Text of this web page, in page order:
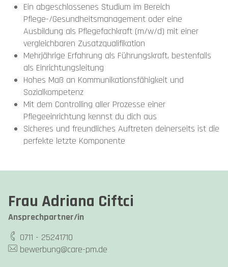
Ein abgeschlossenes Studium im Bereich
Pflege-/Gesundheitsmanagement oder eine
Ausbildung als Pflegefachkraft (m/w/d) mit einer
vergleichbaren Zusatzqualifikation
Mehrjährige Erfahrung als Führungskraft, bestenfalls
als Einrichtungsleitung
Hohes Maß an Kommunikationsfähigkeit und
Sozialkompetenz
Mit dem Controlling aller Prozesse einer
Pflegeeinrichtung kennst du dich aus
Sicheres und freundliches Auftreten deinerseits ist die
perfekte letzte Komponente
Frau Adriana Ciftci
Ansprechpartner/in
0711 - 25241710
bewerbung@care-pm.de